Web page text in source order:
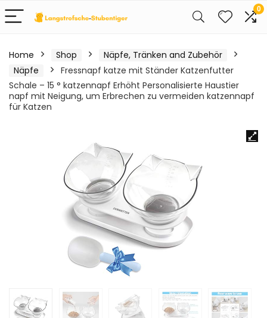
0
Home Shop
Näpfe, Tränken and Zubehör
Näpfe
Fressnapf katze mit Ständer Katzenfutter
Schale – 15 ° katzennapf Erhöht Personalisierte Haustier
napf mit Neigung, um Erbrechen zu vermeiden katzennapf
für Katzen